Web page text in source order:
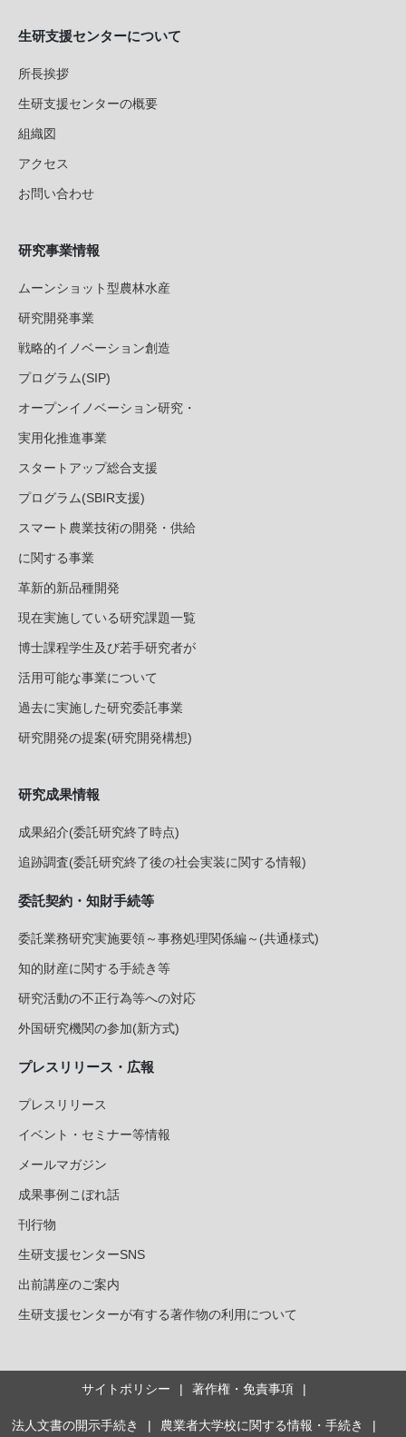
生研支援センターについて
所長挨拶
生研支援センターの概要
組織図
アクセス
お問い合わせ
研究事業情報
ムーンショット型農林水産
研究開発事業
戦略的イノベーション創造
プログラム(SIP)
オープンイノベーション研究・
実用化推進事業
スタートアップ総合支援
プログラム(SBIR支援)
スマート農業技術の開発・供給
に関する事業
革新的新品種開発
現在実施している研究課題一覧
博士課程学生及び若手研究者が
活用可能な事業について
過去に実施した研究委託事業
研究開発の提案(研究開発構想)
研究成果情報
成果紹介(委託研究終了時点)
追跡調査(委託研究終了後の社会実装に関する情報)
委託契約・知財手続等
委託業務研究実施要領～事務処理関係編～(共通様式)
知的財産に関する手続き等
研究活動の不正行為等への対応
外国研究機関の参加(新方式)
プレスリリース・広報
プレスリリース
イベント・セミナー等情報
メールマガジン
成果事例こぼれ話
刊行物
生研支援センターSNS
出前講座のご案内
生研支援センターが有する著作物の利用について
サイトポリシー 著作権・免責事項
法人文書の開示手続き 農業者大学校に関する情報・手続き